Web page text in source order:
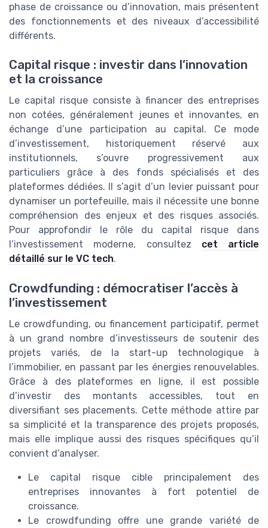
phase de croissance ou d’innovation, mais présentent
des fonctionnements et des niveaux d’accessibilité
différents.
Capital risque : investir dans l’innovation
et la croissance
Le capital risque consiste à financer des entreprises
non cotées, généralement jeunes et innovantes, en
échange d’une participation au capital. Ce mode
d’investissement, historiquement réservé aux
institutionnels, s’ouvre progressivement aux
particuliers grâce à des fonds spécialisés et des
plateformes dédiées. Il s’agit d’un levier puissant pour
dynamiser un portefeuille, mais il nécessite une bonne
compréhension des enjeux et des risques associés.
Pour approfondir le rôle du capital risque dans
l’investissement moderne, consultez cet article
détaillé sur le VC tech.
Crowdfunding : démocratiser l’accès à
l’investissement
Le crowdfunding, ou financement participatif, permet
à un grand nombre d’investisseurs de soutenir des
projets variés, de la start-up technologique à
l’immobilier, en passant par les énergies renouvelables.
Grâce à des plateformes en ligne, il est possible
d’investir des montants accessibles, tout en
diversifiant ses placements. Cette méthode attire par
sa simplicité et la transparence des projets proposés,
mais elle implique aussi des risques spécifiques qu’il
convient d’analyser.
Le capital risque cible principalement des
entreprises innovantes à fort potentiel de
croissance.
Le crowdfunding offre une grande variété de